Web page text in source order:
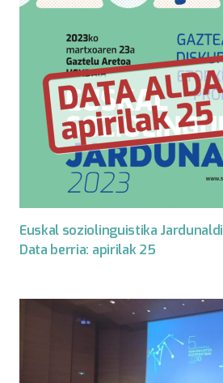
Euskal soziolinguistika
Data berria: apirilak 25